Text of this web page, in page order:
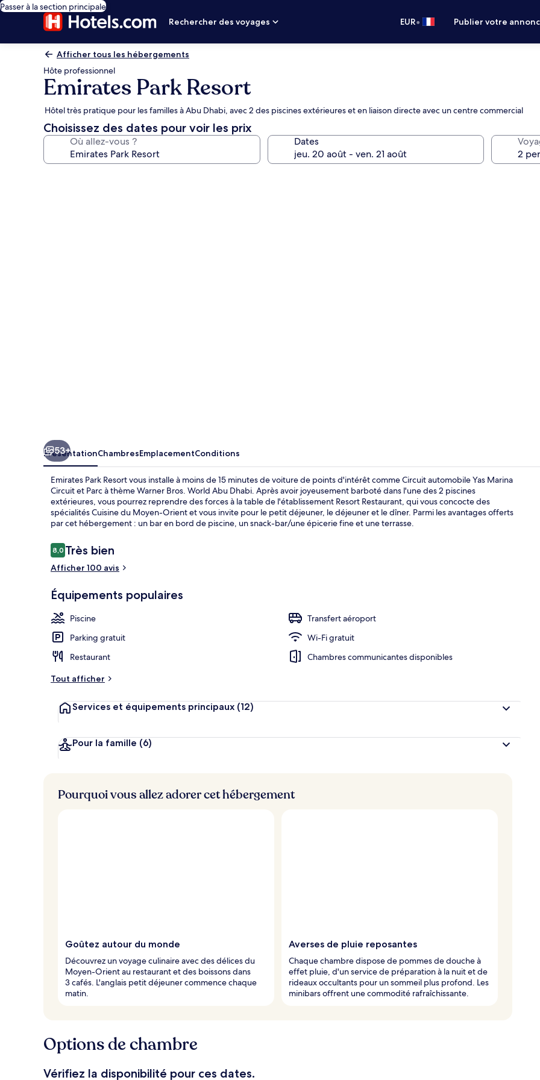
Passer à la section principale
Rechercher des voyages
EUR• Publier votre
Afficher tous les hébergements
Hôte professionnel
Emirates Park Resort
Hôtel très pratique pour les familles à Abu Dhabi, avec 2 des piscines extérieures et en liaison directe avec un centre commercial
Choisissez des dates pour voir les prix
Où allez-vous ? Dates
Hall
53+
PrésentationChambresEmplacementConditions
Emirates Park Resort vous installe à moins de 15 minutes de voiture de points d'intérêt comme Circuit automobile Yas Marina
Circuit et Parc à thème Warner Bros. World Abu Dhabi. Après avoir joyeusement barboté dans l'une des 2 piscines
extérieures, vous pourrez reprendre des forces à la table de l'établissement Resort Restaurant, qui vous concocte des
spécialités Cuisine du Moyen-Orient et vous invite pour le petit déjeuner, le déjeuner et le dîner. Parmi les avantages offerts
par cet hébergement : un bar en bord de piscine, un snack-bar/une épicerie fine et une terrasse.
Avis
voyageurs
8,08,0 sur 10
Très bien
Afficher 100 avis
Équipements populaires
Piscine
Transfert aéroport
Parking gratuit
Wi-Fi gratuit
Restaurant
Chambres communicantes disponibles
Tout afficher
Services et équipements principaux (12)
Pour la famille (6)
Pourquoi vous allez adorer cet hébergement
Goûtez autour du monde
Découvrez un voyage culinaire avec des délices du
Moyen-Orient au restaurant et des boissons dans
3 cafés. L'anglais petit déjeuner commence chaque
matin.
Averses de pluie reposantes
Chaque chambre dispose de pommes de douche à
effet pluie, d'un service de préparation à la nuit et de
rideaux occultants pour un sommeil plus profond. Les
minibars offrent une commodité rafraîchissante.
Options de chambre
Vérifiez la disponibilité pour ces dates.